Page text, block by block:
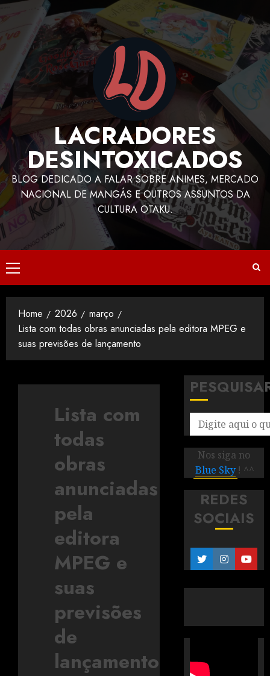
LACRADORES
DESINTOXICADOS
BLOG DEDICADO A FALAR SOBRE ANIMES, MERCADO
NACIONAL DE MANGÁS E OUTROS ASSUNTOS DA
CULTURA OTAKU.
Home 2026
março
Lista com todas obras anunciadas pela editora MPEG e
suas previsões de lançamento
Lista com
todas
obras
anunciadas
pela
editora
MPEG e
suas
previsões
de
lançamento
Nos siga no
Blue Sky ! ^^
REDES
SOCIAIS